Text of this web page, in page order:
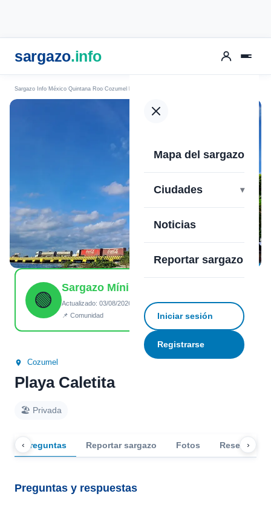
sargazo.info
Mapa del sargazo
Ciudades
Noticias
Reportar sargazo
Iniciar sesión
Registrarse
Sargazo Info México Quintana Roo Cozumel
🟢
Sargazo Mínimo
Actualizado: 03/08/2026 15:19
📌 Comunidad
Cozumel
Playa Caletita
🏖️ Privada
‹ Preguntas Reportar sargazo Fotos Reseñas
›
Preguntas y respuestas